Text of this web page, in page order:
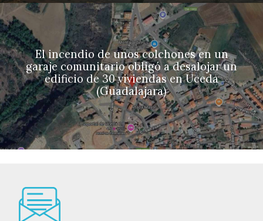
El incendio de unos colchones en un
garaje comunitario obligó a desalojar un
edificio de 30 viviendas en Uceda
(Guadalajara)